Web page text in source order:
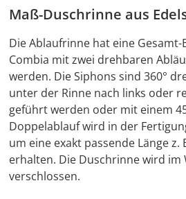
Maß-Duschrinne aus
Die Ablaufrinne hat eine
Combia mit zwei drehbaren
werden. Die Siphons sind 360°
unter der Rinne nach links oder
geführt werden oder mit einem
Doppelablauf wird in der
um eine exakt passende Länge
erhalten. Die Duschrinne wird
verschlossen.